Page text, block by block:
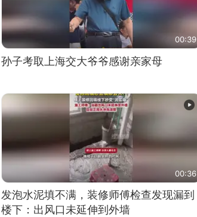
00:39
孙子考取上海交大爷爷感谢亲家母
00:36
发泡水泥填不满，装修师傅检查发现漏到
楼下：出风口未延伸到外墙